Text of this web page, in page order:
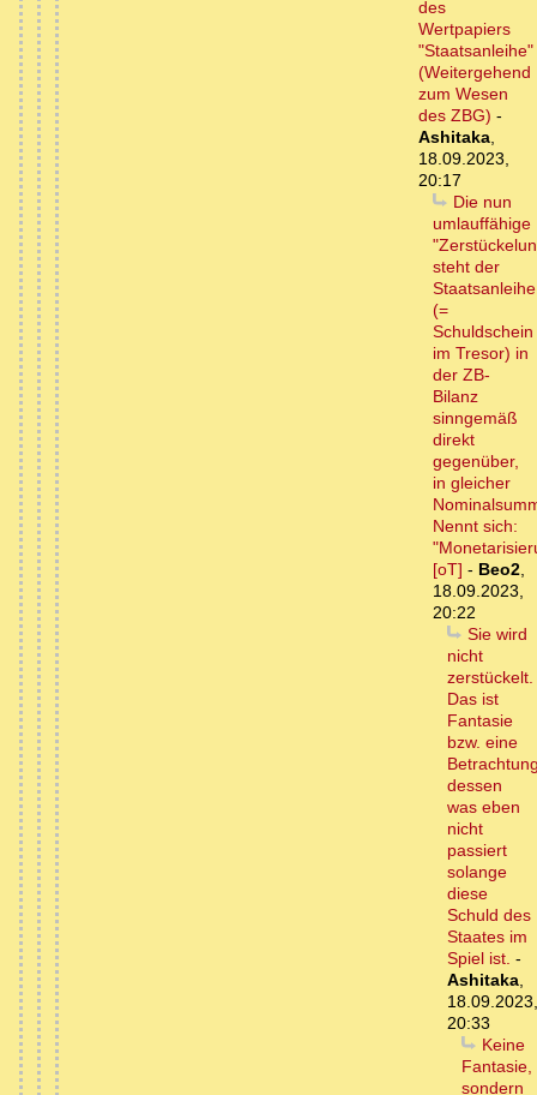
des
Wertpapiers
"Staatsanleihe"
(Weitergehend
zum Wesen
des ZBG) -
Ashitaka,
18.09.2023,
20:17
Die nun
umlauffähige
steht der
Staatsanleihe
(=
Schuldschein
im Tresor) in
der ZB-
Bilanz
sinngemäß
direkt
gegenüber,
in gleicher
Nennt sich:
[oT] - Beo2,
18.09.2023,
20:22
Sie wird
nicht
zerstückelt.
Das ist
Fantasie
bzw. eine
dessen
was eben
nicht
passiert
solange
diese
Schuld des
Staates im
Spiel ist. -
Ashitaka,
18.09.2023,
20:33
Keine
Fantasie,
sondern